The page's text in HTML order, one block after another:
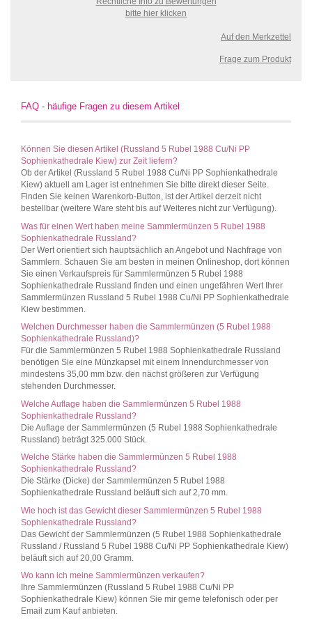
bitte hier klicken
Auf den Merkzettel
Frage zum Produkt
FAQ - häufige Fragen zu diesem Artikel
Können Sie diesen Artikel (Russland 5 Rubel 1988 Cu/Ni PP
Sophienkathedrale Kiew) zur Zeit liefern?
Ob der Artikel (Russland 5 Rubel 1988 Cu/Ni PP Sophienkathedrale
Kiew) aktuell am Lager ist entnehmen Sie bitte direkt dieser Seite.
Finden Sie keinen Warenkorb-Button, ist der Artikel derzeit nicht
bestellbar (weitere Ware steht bis auf Weiteres nicht zur Verfügung).
Was für einen Wert haben meine Sammlermünzen 5 Rubel 1988
Sophienkathedrale Russland?
Der Wert orientiert sich hauptsächlich an Angebot und Nachfrage von
Sammlern. Schauen Sie am besten in meinen Onlineshop, dort können
Sie einen Verkaufspreis für Sammlermünzen 5 Rubel 1988
Sophienkathedrale Russland finden und einen ungefähren Wert Ihrer
Sammlermünzen Russland 5 Rubel 1988 Cu/Ni PP Sophienkathedrale
Kiew bestimmen.
Welchen Durchmesser haben die Sammlermünzen (5 Rubel 1988
Sophienkathedrale Russland)?
Für die Sammlermünzen 5 Rubel 1988 Sophienkathedrale Russland
benötigen Sie eine Münzkapsel mit einem Innendurchmesser von
mindestens 35,00 mm bzw. den nächst größeren zur Verfügung
stehenden Durchmesser.
Welche Auflage haben die Sammlermünzen 5 Rubel 1988
Sophienkathedrale Russland?
Die Auflage der Sammlermünzen (5 Rubel 1988 Sophienkathedrale
Russland) beträgt 325.000 Stück.
Welche Stärke haben die Sammlermünzen 5 Rubel 1988
Sophienkathedrale Russland?
Die Stärke (Dicke) der Sammlermünzen 5 Rubel 1988
Sophienkathedrale Russland beläuft sich auf 2,70 mm.
Wie hoch ist das Gewicht dieser Sammlermünzen 5 Rubel 1988
Sophienkathedrale Russland?
Das Gewicht der Sammlermünzen (5 Rubel 1988 Sophienkathedrale
Russland / Russland 5 Rubel 1988 Cu/Ni PP Sophienkathedrale Kiew)
beläuft sich auf 20,00 Gramm.
Wo kann ich meine Sammlermünzen verkaufen?
Ihre Sammlermünzen (Russland 5 Rubel 1988 Cu/Ni PP
Sophienkathedrale Kiew) können Sie mir gerne telefonisch oder per
Email zum Kauf anbieten.